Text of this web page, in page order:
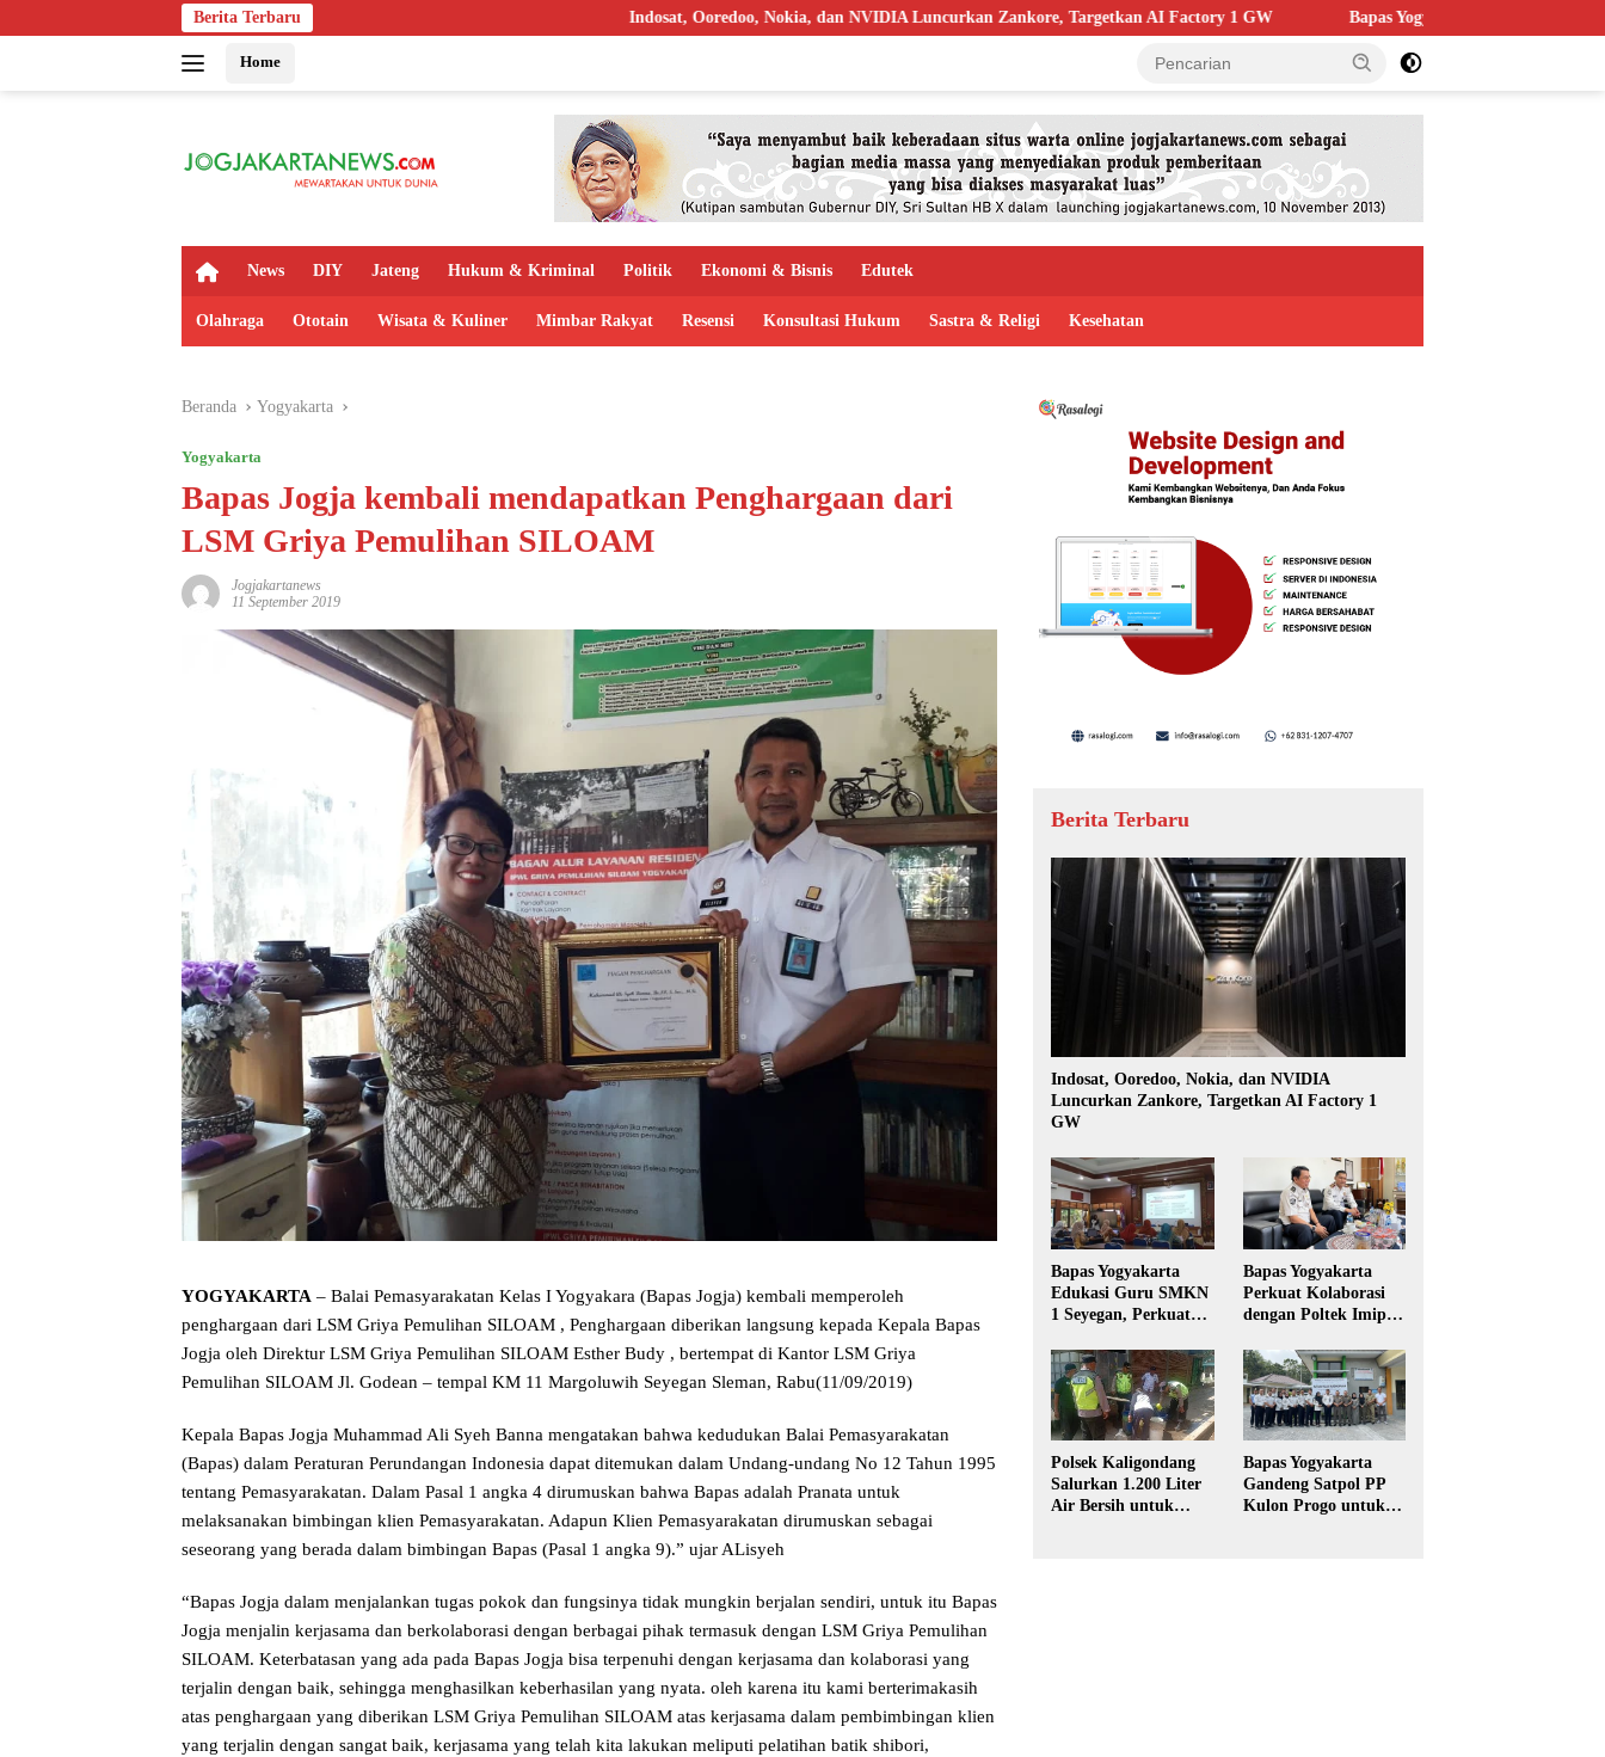
ke
Berita Terbaru Indosat, Ooredoo, Nokia, dan NVIDIA Luncurkan Zankore, Targetkan AI Factory 1 GW Bapas Yogyakarta Edukasi Guru SMKN 1 Seyegan,
Home
H
m
News DIY Jateng Hukum & Kriminal Politik Ekonomi & Bisnis Edutek
Olahraga Ototain Wisata & Kuliner Mimbar Rakyat Resensi Konsultasi Hukum Sastra & Religi Kesehatan
Beranda Yogyakarta
Yogyakarta
Bapas Jogja kembali mendapatkan Penghargaan dari
LSM Griya Pemulihan SILOAM
Jogjakartanews
11 September 2019
YOGYAKARTA – Balai Pemasyarakatan Kelas I Yogyakara (Bapas Jogja) kembali memperoleh
penghargaan dari LSM Griya Pemulihan SILOAM , Penghargaan diberikan langsung kepada Kepala Bapas
Jogja oleh Direktur LSM Griya Pemulihan SILOAM Esther Budy , bertempat di Kantor LSM Griya
Pemulihan SILOAM Jl. Godean – tempal KM 11 Margoluwih Seyegan Sleman, Rabu(11/09/2019)
Kepala Bapas Jogja Muhammad Ali Syeh Banna mengatakan bahwa kedudukan Balai Pemasyarakatan
(Bapas) dalam Peraturan Perundangan Indonesia dapat ditemukan dalam Undang-undang No 12 Tahun 1995
tentang Pemasyarakatan. Dalam Pasal 1 angka 4 dirumuskan bahwa Bapas adalah Pranata untuk
melaksanakan bimbingan klien Pemasyarakatan. Adapun Klien Pemasyarakatan dirumuskan sebagai
seseorang yang berada dalam bimbingan Bapas (Pasal 1 angka 9).” ujar ALisyeh
“Bapas Jogja dalam menjalankan tugas pokok dan fungsinya tidak mungkin berjalan sendiri, untuk itu Bapas
Jogja menjalin kerjasama dan berkolaborasi dengan berbagai pihak termasuk dengan LSM Griya Pemulihan
SILOAM. Keterbatasan yang ada pada Bapas Jogja bisa terpenuhi dengan kerjasama dan kolaborasi yang
terjalin dengan baik, sehingga menghasilkan keberhasilan yang nyata. oleh karena itu kami berterimakasih
atas penghargaan yang diberikan LSM Griya Pemulihan SILOAM atas kerjasama dalam pembimbingan klien
yang terjalin dengan sangat baik, kerjasama yang telah kita lakukan meliputi pelatihan batik shibori,
Berita Terbaru
Indosat, Ooredoo, Nokia, dan NVIDIA
Luncurkan Zankore, Targetkan AI Factory 1
GW
Bapas Yogyakarta
Edukasi Guru SMKN
1 Seyegan, Perkuat
Hukum di Sekolah
Bapas Yogyakarta
Perkuat Kolaborasi
dengan Poltek Imipas,
Magang Taruna
Polsek Kaligondang
Salurkan 1.200 Liter
Air Bersih untuk
Bapas Yogyakarta
Gandeng Satpol PP
Kulon Progo untuk